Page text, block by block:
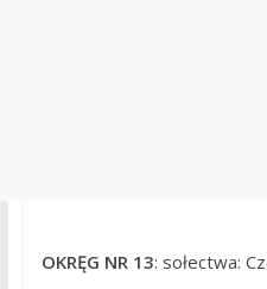
OKRĘG NR 13: sołectwa: